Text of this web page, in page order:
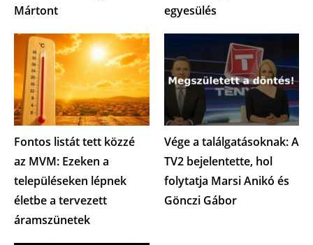
Mártont
egyesülés
Fontos listát tett közzé
az MVM: Ezeken a
településeken lépnek
életbe a tervezett
áramszünetek
Vége a találgatásoknak: A
TV2 bejelentette, hol
folytatja Marsi Anikó és
Gönczi Gábor